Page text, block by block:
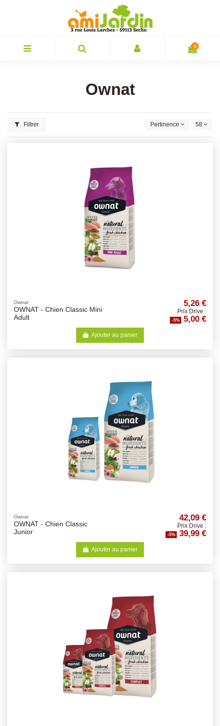
0
Ownat
Filtrer Pertinence 58
Ownat
OWNAT - Chien Classic Mini
Adult
5,26 €
Prix Drive :
-5% 5,00 €
Ajouter au panier
Ownat
OWNAT - Chien Classic
Junior
42,09 €
Prix Drive :
-5% 39,99 €
Ajouter au panier